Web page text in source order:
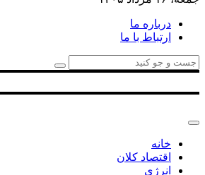
درباره ما
ارتباط با ما
خانه
اقتصاد کلان
انرژی